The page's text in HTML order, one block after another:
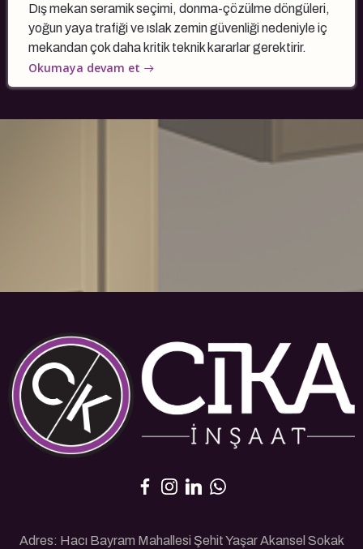
Dış mekan seramik seçimi, donma-çözülme döngüleri,
yoğun yaya trafiği ve ıslak zemin güvenliği nedeniyle iç
mekandan çok daha kritik teknik kararlar gerektirir.
Okumaya devam et
Adres: Hacı Bayram Mahallesi Şehit Yaşar Akansel Sokak